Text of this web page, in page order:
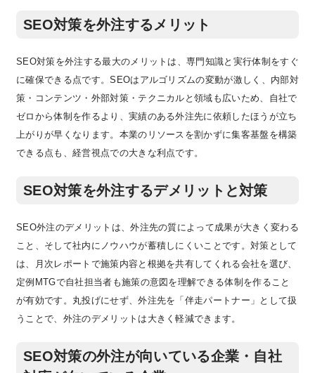
SEO対策を外注するメリット
SEO対策を外注する最大のメリットは、専門知識と実行体制をすぐ
に確保できる点です。SEOはアルゴリズムの変動が激しく、内部対
策・コンテンツ・外部対策・テクニカルと領域も広いため、自社で
ゼロから体制を作るより、実績のある外注先に依頼したほうが立ち
上がりが早くなります。本業のリソースを割かずに集客基盤を構築
できる点も、経営視点での大きな利点です。
SEO対策を外注するデメリットと対策
SEO外注のデメリットは、外注先の質によって成果が大きく変わる
こと、そして社内にノウハウが蓄積しにくいことです。対策として
は、月次レポートで施策内容と根拠を共有してくれる会社を選び、
定例MTGで自社担当者も施策の意図を理解できる体制を作ること
が有効です。丸投げにせず、外注先を「伴走パートナー」として扱
うことで、外注のデメリットは大きく軽減できます。
SEO対策の外注が向いている企業・自社